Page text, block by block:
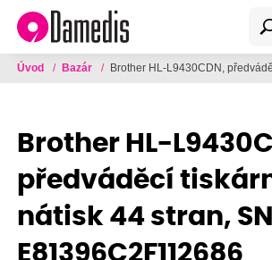
Úvod / Bazár /
Brother HL-
předváděcí
nátisk 44 stran,
E81396C2F112686